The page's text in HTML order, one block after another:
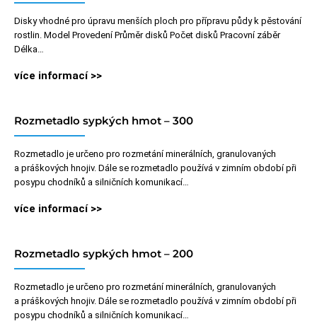
Disky vhodné pro úpravu menších ploch pro přípravu půdy k pěstování
rostlin. Model Provedení Průměr disků Počet disků Pracovní záběr
Délka…
více informací >>
Rozmetadlo sypkých hmot – 300
Rozmetadlo je určeno pro rozmetání minerálních, granulovaných
a práškových hnojiv. Dále se rozmetadlo používá v zimním období při
posypu chodníků a silničních komunikací…
více informací >>
Rozmetadlo sypkých hmot – 200
Rozmetadlo je určeno pro rozmetání minerálních, granulovaných
a práškových hnojiv. Dále se rozmetadlo používá v zimním období při
posypu chodníků a silničních komunikací…